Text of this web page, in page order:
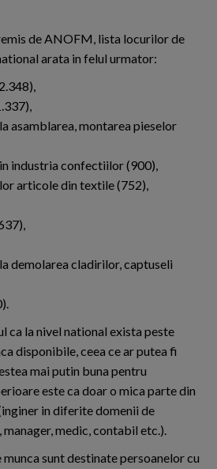
de ANOFM, lista locurilor de
arata in felul urmator:
asamblarea, montarea pieselor
industria confectiilor (900),
articole din textile (752),
demolarea cladirilor, captuseli
ca la nivel national exista peste
disponibile, ceea ce ar putea fi
mai putin buna pentru
este ca doar o mica parte din
in diferite domenii de
medic, contabil etc.).
sunt destinate persoanelor cu